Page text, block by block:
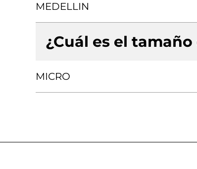
MEDELLIN
¿Cuál es el
MICRO